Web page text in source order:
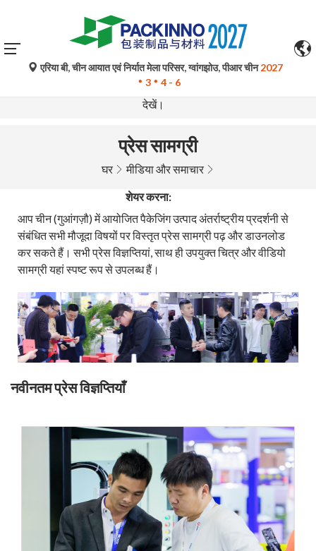
गूगल ट्रांसलेट द्वारा किए गए स्वचालित अनुवाद केवल संदर्भ के लिए हैं और
त्रुटिपूर्ण हो सकते हैं। किसी भी प्रश्न के लिए कृपया मूल भाषा संस्करण
देखें।
एरिया बी, चीन आयात एवं निर्यात मेला परिसर, ग्वांगझोउ, पीआर चीन2027
3
4 - 6
प्रेस सामग्री
घर मीडिया और समाचार
शेयर करना:
आप चीन (गुआंगज़ौ) में आयोजित पैकेजिंग उत्पाद अंतर्राष्ट्रीय प्रदर्शनी से
संबंधित सभी मौजूदा विषयों पर विस्तृत प्रेस सामग्री पढ़ और डाउनलोड
कर सकते हैं। सभी प्रेस विज्ञप्तियां, साथ ही उपयुक्त चित्र और वीडियो
सामग्री यहां स्पष्ट रूप से उपलब्ध हैं।
नवीनतम प्रेस विज्ञप्तियाँ